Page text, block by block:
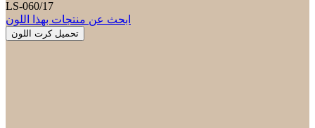
LS-060/17
ابحث عن منتجات بهذا اللون
تحميل كرت اللون